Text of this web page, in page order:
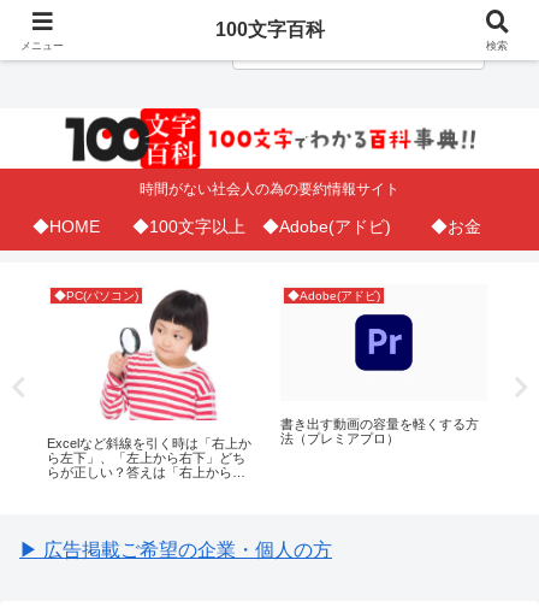
時間がない社会人の為の要約情報サイト
◆HOME ◆100文字以上 ◆Adobe(アドビ) ◆お金
◆PC(パソコン)
Excelなど斜線を引く時は「右上か
ら左下」、「左上から右下」どち
らが正しい？答えは「右上から左
◆Adobe(アドビ)
書き出す動画の容量を軽くする方
法（プレミアプロ）
▶ 広告掲載ご希望の企業・個人の方
メニュー
100文字百科
検索